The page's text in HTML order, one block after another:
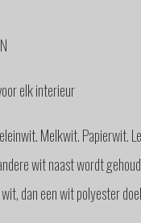
elk interieur
Melkwit. Papierwit.
wit naast wordt
dan een wit polyester